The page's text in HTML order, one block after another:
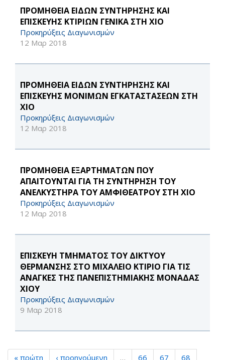
ΠΡΟΜΗΘΕΙΑ ΕΙΔΩΝ ΣΥΝΤΗΡΗΣΗΣ ΚΑΙ
ΕΠΙΣΚΕΥΗΣ ΚΤΙΡΙΩΝ ΓΕΝΙΚΑ ΣΤΗ ΧΙΟ
Προκηρύξεις Διαγωνισμών
12 Μαρ 2018
ΠΡΟΜΗΘΕΙΑ ΕΙΔΩΝ ΣΥΝΤΗΡΗΣΗΣ ΚΑΙ
ΕΠΙΣΚΕΥΗΣ ΜΟΝΙΜΩΝ ΕΓΚΑΤΑΣΤΑΣΕΩΝ ΣΤΗ
ΧΙΟ
Προκηρύξεις Διαγωνισμών
12 Μαρ 2018
ΠΡΟΜΗΘΕΙΑ ΕΞΑΡΤΗΜΑΤΩΝ ΠΟΥ
ΑΠΑΙΤΟΥΝΤΑΙ ΓΙΑ ΤΗ ΣΥΝΤΗΡΗΣΗ ΤΟΥ
ΑΝΕΛΚΥΣΤΗΡΑ ΤΟΥ ΑΜΦΙΘΕΑΤΡΟΥ ΣΤΗ ΧΙΟ
Προκηρύξεις Διαγωνισμών
12 Μαρ 2018
ΕΠΙΣΚΕΥΗ ΤΜΗΜΑΤΟΣ ΤΟΥ ΔΙΚΤΥΟΥ
ΘΕΡΜΑΝΣΗΣ ΣΤΟ ΜΙΧΑΛΕΙΟ ΚΤΙΡΙΟ ΓΙΑ ΤΙΣ
ΑΝΑΓΚΕΣ ΤΗΣ ΠΑΝΕΠΙΣΤΗΜΙΑΚΗΣ ΜΟΝΑΔΑΣ
ΧΙΟΥ
Προκηρύξεις Διαγωνισμών
9 Μαρ 2018
« πρώτη ‹ προηγούμενη … 66 67
68